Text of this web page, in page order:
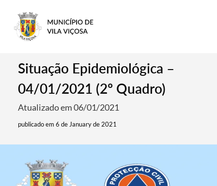
Situação Epidemiológica –
04/01/2021 (2º Quadro)
Atualizado em 06/01/2021
publicado em 6 de January de 2021